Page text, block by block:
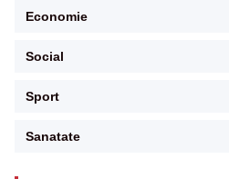
Economie
Social
Sport
Sanatate